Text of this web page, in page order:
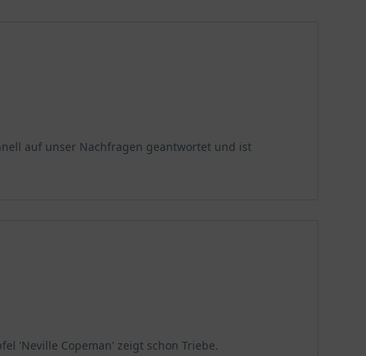
auf unser Nachfragen geantwortet und ist
'Neville Copeman' zeigt schon Triebe.